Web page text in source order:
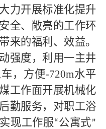
力开展标准化提升
全、敞亮的工作环
来的福利、效益。
强度，利用一主井
，方便-720m水平
工作面开展机械化
勤服务，对职工浴
现工作服“公寓式”